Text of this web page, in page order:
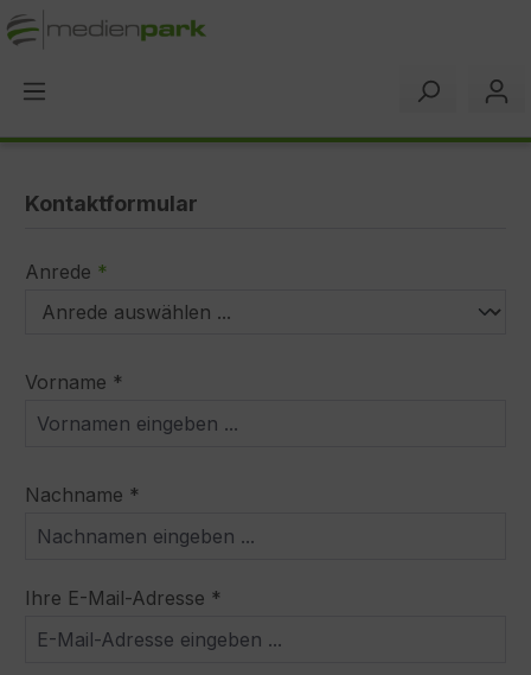
springen
Kontaktformular
Anrede *
Vorname *
Nachname *
Ihre E-Mail-Adresse *